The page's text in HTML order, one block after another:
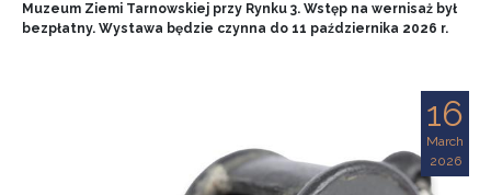
Muzeum Ziemi Tarnowskiej przy Rynku 3. Wstęp na wernisaż był
bezpłatny. Wystawa będzie czynna do 11 października 2026 r.
16
March
2026